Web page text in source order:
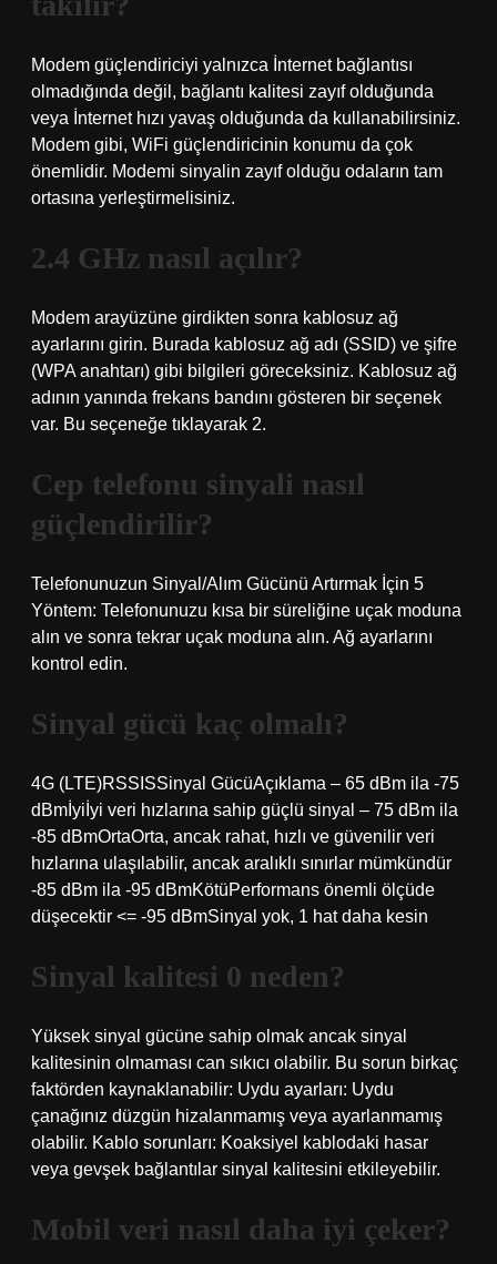
Modem güçlendiriciyi yalnızca İnternet bağlantısı
olmadığında değil, bağlantı kalitesi zayıf olduğunda
veya İnternet hızı yavaş olduğunda da kullanabilirsiniz.
Modem gibi, WiFi güçlendiricinin konumu da çok
önemlidir. Modemi sinyalin zayıf olduğu odaların tam
ortasına yerleştirmelisiniz.
2.4 GHz nasıl açılır?
Modem arayüzüne girdikten sonra kablosuz ağ
ayarlarını girin. Burada kablosuz ağ adı (SSID) ve şifre
(WPA anahtarı) gibi bilgileri göreceksiniz. Kablosuz ağ
adının yanında frekans bandını gösteren bir seçenek
var. Bu seçeneğe tıklayarak 2.
Cep telefonu sinyali nasıl
güçlendirilir?
Telefonunuzun Sinyal/Alım Gücünü Artırmak İçin 5
Yöntem: Telefonunuzu kısa bir süreliğine uçak moduna
alın ve sonra tekrar uçak moduna alın. Ağ ayarlarını
kontrol edin.
Sinyal gücü kaç olmalı?
4G (LTE)RSSISSinyal GücüAçıklama – 65 dBm ila -75
dBmİyiİyi veri hızlarına sahip güçlü sinyal – 75 dBm ila
-85 dBmOrtaOrta, ancak rahat, hızlı ve güvenilir veri
hızlarına ulaşılabilir, ancak aralıklı sınırlar mümkündür
-85 dBm ila -95 dBmKötüPerformans önemli ölçüde
düşecektir <= -95 dBmSinyal yok, 1 hat daha kesin
Sinyal kalitesi 0 neden?
Yüksek sinyal gücüne sahip olmak ancak sinyal
kalitesinin olmaması can sıkıcı olabilir. Bu sorun birkaç
faktörden kaynaklanabilir: Uydu ayarları: Uydu
çanağınız düzgün hizalanmamış veya ayarlanmamış
olabilir. Kablo sorunları: Koaksiyel kablodaki hasar
veya gevşek bağlantılar sinyal kalitesini etkileyebilir.
Mobil veri nasıl daha iyi çeker?